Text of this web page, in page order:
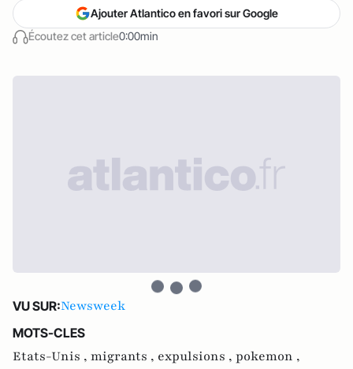
Écoutez cet article0:00min
Ajouter Atlantico en favori sur Google
VU SUR:Newsweek
MOTS-CLES
Etats-Unis , migrants , expulsions , pokemon ,